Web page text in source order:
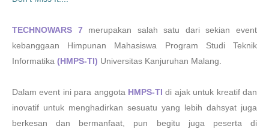
TECHNOWARS 7
merupakan salah satu dari sekian event
kebanggaan Himpunan Mahasiswa Program Studi Teknik
Informatika (HMPS-TI) Universitas Kanjuruhan Malang.
Dalam event ini para anggota HMPS-TI di ajak untuk kreatif dan
inovatif untuk menghadirkan sesuatu yang lebih dahsyat juga
berkesan dan bermanfaat, pun begitu juga peserta di